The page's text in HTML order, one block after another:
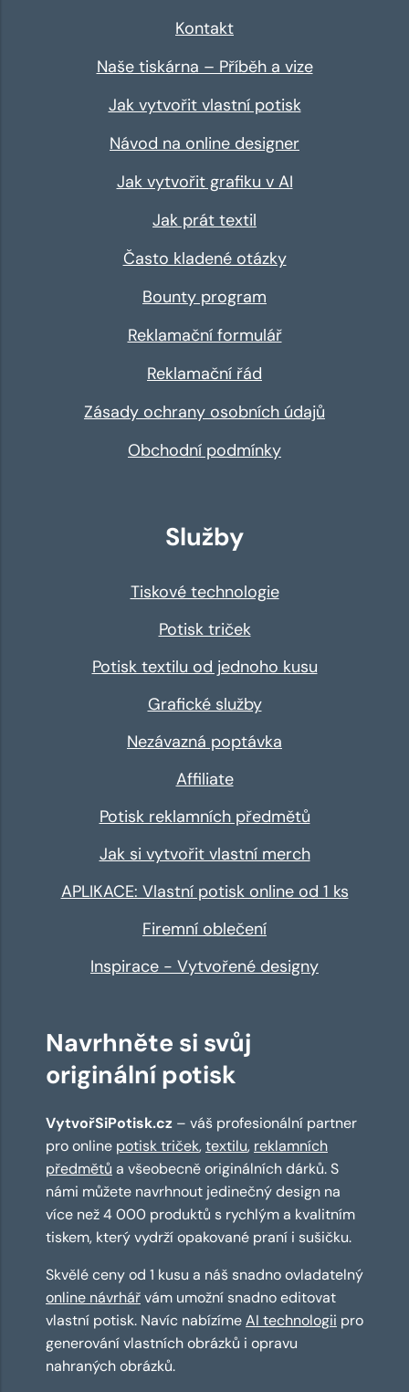
Kontakt
Naše tiskárna – Příběh a vize
Jak vytvořit vlastní potisk
Návod na online designer
Jak vytvořit grafiku v AI
Jak prát textil
Často kladené otázky
Bounty program
Reklamační formulář
Reklamační řád
Zásady ochrany osobních údajů
Obchodní podmínky
Služby
Tiskové technologie
Potisk triček
Potisk textilu od jednoho kusu
Grafické služby
Nezávazná poptávka
Affiliate
Potisk reklamních předmětů
Jak si vytvořit vlastní merch
APLIKACE: Vlastní potisk online od 1 ks
Firemní oblečení
Inspirace - Vytvořené designy
Navrhněte si svůj
originální potisk
VytvořSiPotisk.cz – váš profesionální partner
pro online potisk triček,textilu, reklamních
předmětů a všeobecně originálních dárků. S
námi můžete navrhnout jedinečný design na
více než 4 000 produktů s rychlým a kvalitním
tiskem, který vydrží opakované praní i sušičku.
Skvělé ceny od 1 kusu a náš snadno ovladatelný
online návrhářvám umožní snadno editovat
vlastní potisk. Navíc nabízímeAI technologii pro
generování vlastních obrázků i opravu
nahraných obrázků.